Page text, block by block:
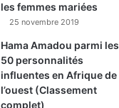
les femmes mariées
25 novembre 2019
Hama Amadou parmi les
50 personnalités
influentes en Afrique de
l’ouest (Classement
complet)